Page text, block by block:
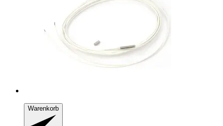
Warenkorb